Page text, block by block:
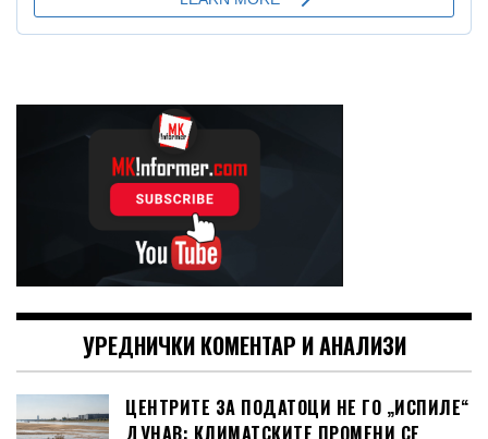
УРЕДНИЧКИ КОМЕНТАР И АНАЛИЗИ
ЦЕНТРИТЕ ЗА ПОДАТОЦИ НЕ ГО „ИСПИЛЕ“